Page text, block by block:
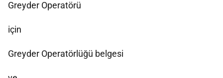
Greyder Operatörü
için
Greyder Operatörlüğü belgesi